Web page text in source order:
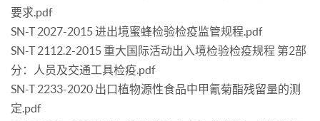
要求.pdf
SN-T 2027-2015 进出境蜜蜂检验检疫监管规程.pdf
SN-T 2112.2-2015 重大国际活动出入境检验检疫规程 第2部
分：人员及交通工具检疫.pdf
SN-T 2233-2020 出口植物源性食品中甲氰菊酯残留量的测
定.pdf